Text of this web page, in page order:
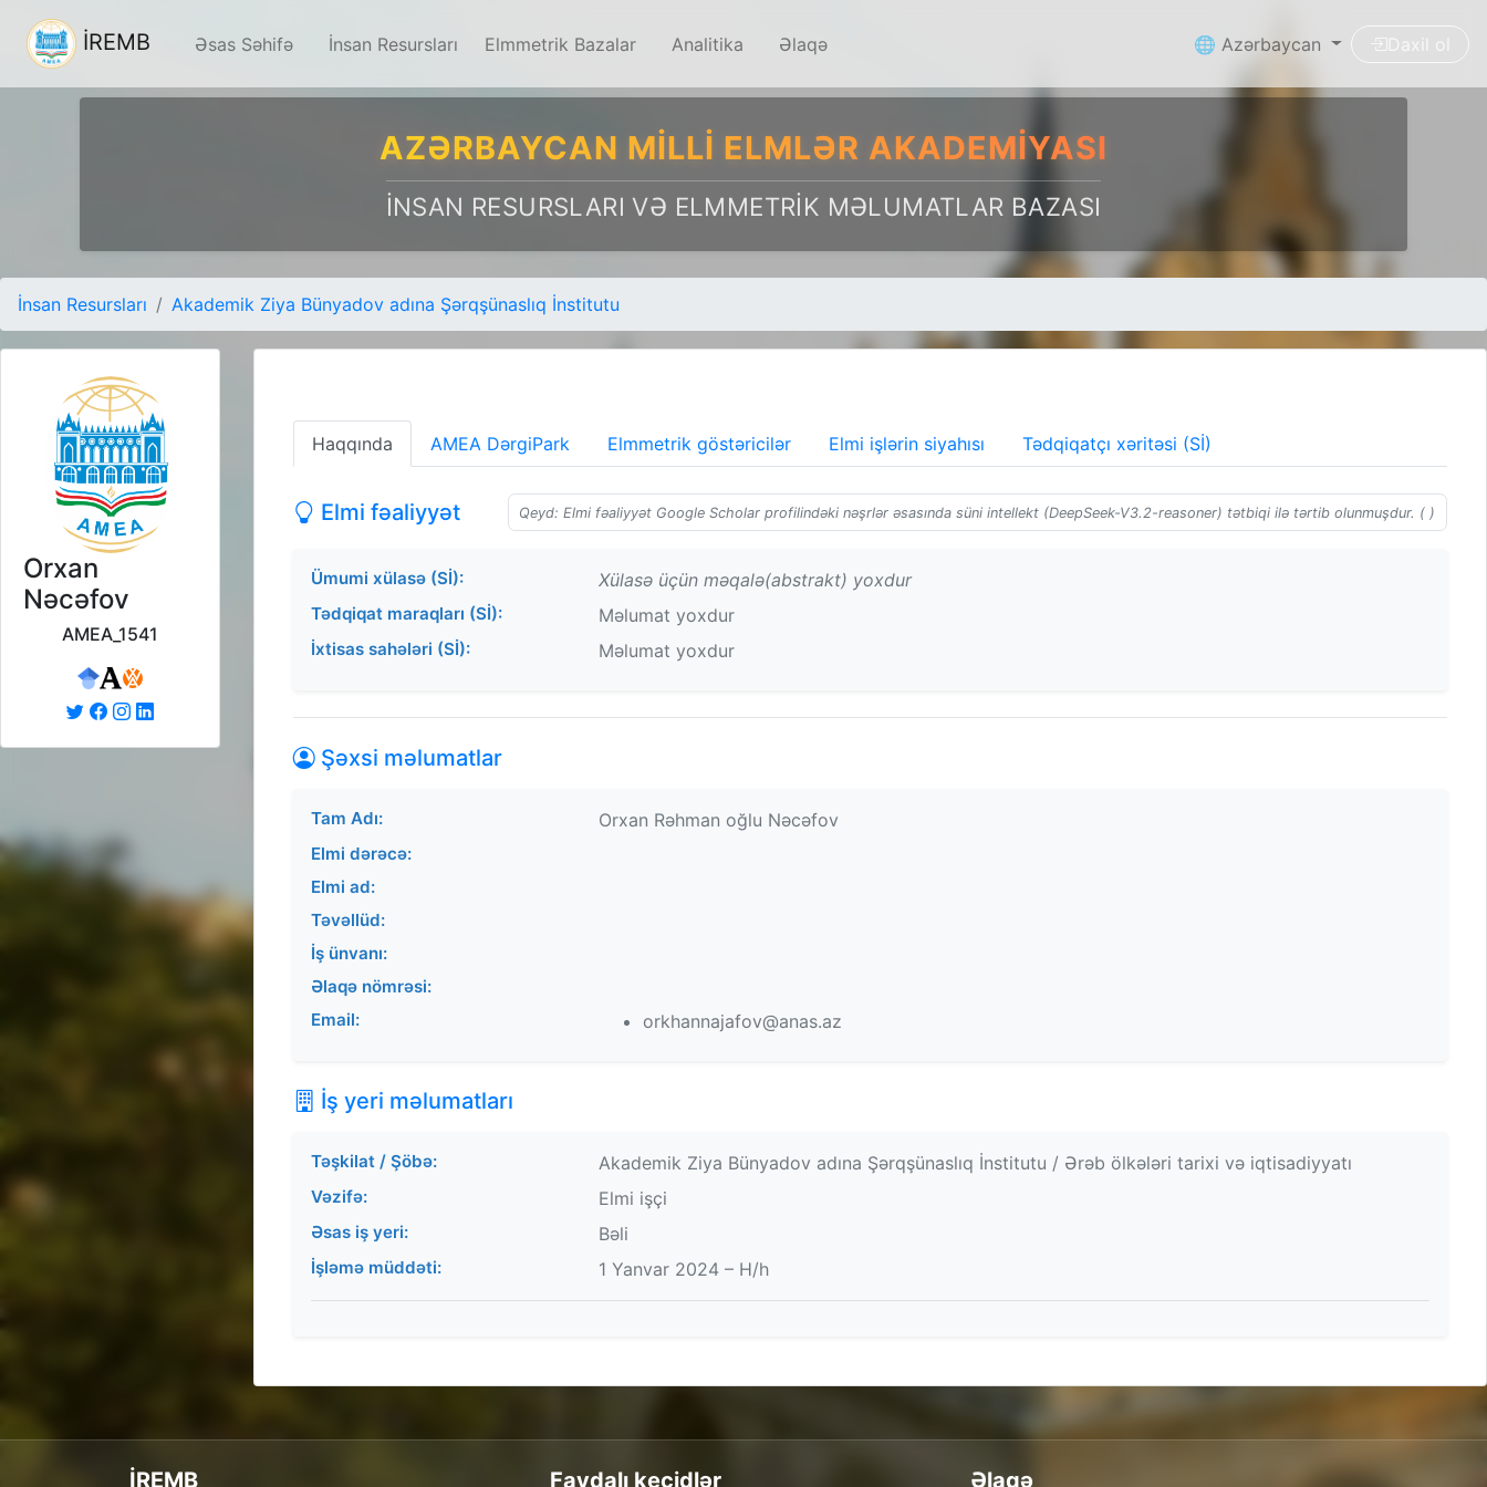
İREMB Əsas Səhifə İnsan Resursları Elmmetrik Bazalar Analitika Əlaqə 🌐 Azərbaycan Daxil ol
AZƏRBAYCAN MILLI ELMLƏR AKADEMIYASI
İNSAN RESURSLARI VƏ ELMMETRIK MƏLUMATLAR BAZASI
İnsan Resursları Akademik Ziya Bünyadov adına Şərqşünaslıq İnstitutu
Orxan
Nəcəfov
AMEA_1541
Haqqında AMEA DərgiPark Elmmetrik göstəricilər Elmi işlərin siyahısı Tədqiqatçı xəritəsi (Sİ)
Elmi fəaliyyət Qeyd: Elmi fəaliyyət Google Scholar profilindəki nəşrlər əsasında süni intellekt (DeepSeek-V3.2-reasoner) tətbiqi ilə tərtib olunmuşdur. ( )
Ümumi xülasə (Sİ): Xülasə üçün məqalə(abstrakt) yoxdur
Tədqiqat maraqları (Sİ): Məlumat yoxdur
İxtisas sahələri (Sİ): Məlumat yoxdur
Şəxsi məlumatlar
Tam Adı: Orxan Rəhman oğlu Nəcəfov
Elmi dərəcə:
Elmi ad:
Təvəllüd:
İş ünvanı:
Əlaqə nömrəsi:
Email:
orkhannajafov@anas.az
İş yeri məlumatları
Təşkilat / Şöbə: Akademik Ziya Bünyadov adına Şərqşünaslıq İnstitutu / Ərəb ölkələri tarixi və iqtisadiyyatı
Vəzifə: Elmi işçi
Əsas iş yeri: Bəli
İşləmə müddəti: 1 Yanvar 2024 – H/h
İREMB Faydalı keçidlər Əlaqə